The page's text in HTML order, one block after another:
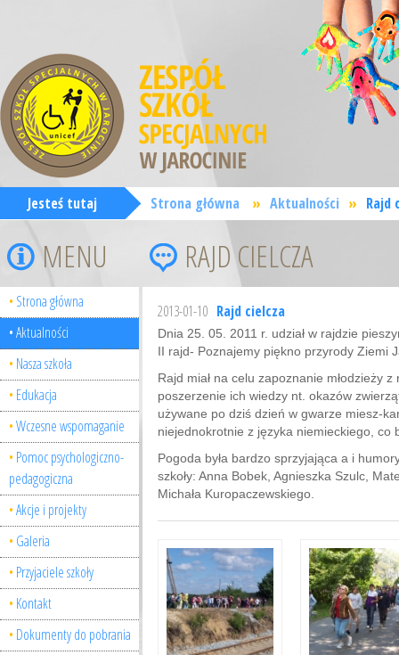
Jesteś tutaj Strona główna » Aktualności » Rajd
MENU
Strona główna
Aktualności
Nasza szkoła
Edukacja
Wczesne wspomaganie
Pomoc psychologiczno-
pedagogiczna
Akcje i projekty
Galeria
Przyjaciele szkoły
Kontakt
Dokumenty do pobrania
RAJD CIELCZA
2013-01-10 Rajd cielcza
Dnia 25. 05. 2011 r. udział w rajdzie
II rajd- Poznajemy piękno przyrody Ziemi
Rajd miał na celu zapoznanie młodzieży
poszerzenie ich wiedzy nt. okazów
używane po dziś dzień w gwarze miesz-
niejednokrotnie z języka niemieckiego,
Pogoda była bardzo sprzyjająca a i
szkoły: Anna Bobek, Agnieszka Szulc,
Michała Kuropaczewskiego.